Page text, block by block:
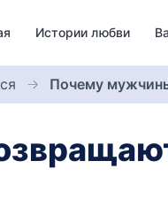
Истории любви
Почему